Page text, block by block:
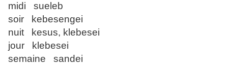
midi sueleb
soir kebesengei
nuit kesus, klebesei
jour klebesei
semaine sandei